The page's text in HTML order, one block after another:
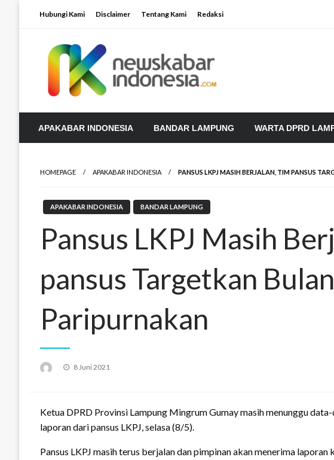
Hubungi Kami Disclaimer Tentang Kami Redaksi
APAKABAR INDONESIA BANDAR LAMPUNG WARTA DPRD
HOMEPAGE APAKABAR INDONESIA PANSUS LKPJ MASIH BERJALAN, TIM PANSUS
APAKABAR INDONESIA BANDAR LAMPUNG
Pansus LKPJ Masih
pansus Targetkan
Paripurnakan
Posted
8 Juni 2021
Ketua DPRD Provinsi Lampung Mingrum Gumay masih menunggu
laporan dari pansus LKPJ, selasa (8/5).
Pansus LKPJ masih terus berjalan dan pimpinan akan menerima